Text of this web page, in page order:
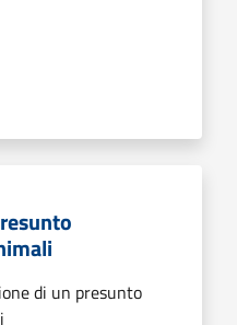
di un presunto